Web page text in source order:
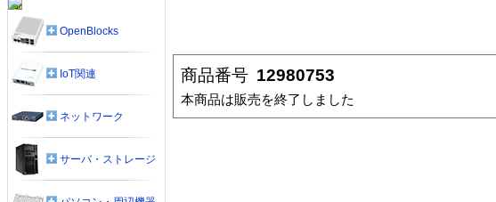
商品番号 12980753
本商品は販売を終了しました
OpenBlocks
IoT関連
ネットワーク
サーバ・ストレージ